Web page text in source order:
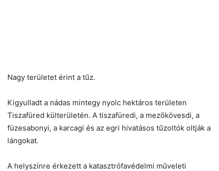
Nagy területet érint a tűz.
Kigyulladt a nádas mintegy nyolc hektáros területen
Tiszafüred külterületén. A tiszafüredi, a mezőkövesdi, a
füzesabonyi, a karcagi és az egri hivatásos tűzoltók oltják a
lángokat.
A helyszínre érkezett a katasztrófavédelmi műveleti